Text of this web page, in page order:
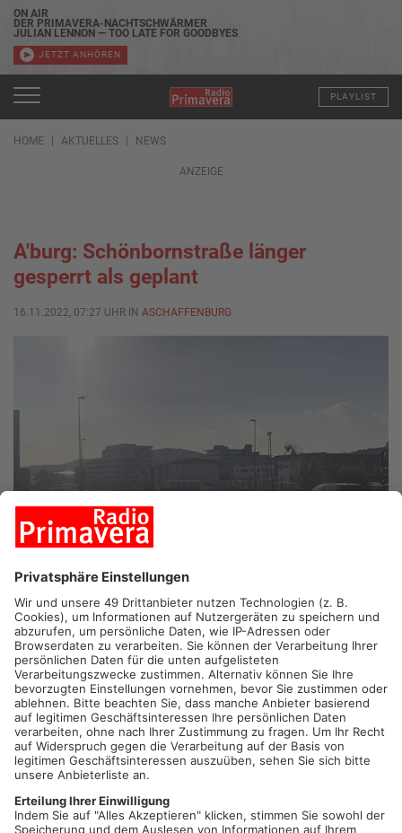
ON AIR
DER PRIMAVERA-NACHTSCHWÄRMER
JULIAN LENNON — TOO LATE FOR GOODBYES
JETZT ANHÖREN
PLAYLIST
HOME AKTUELLES NEWS
ANZEIGE
A'burg: Schönbornstraße länger
gesperrt als geplant
16.11.2022, 07:27 UHR IN ASCHAFFENBURG
ASCHAFFENBURG.Schlechte Nachrichten für Berufspendler
im Primaveraland: Die Schönbornstraße in Aschaffenburg
bleibt länger gesperrt, als geplant. Die Bauarbeiten an der alten
Eisenbahnbrücke sollten eigentlich im November
abgeschlossen werden – Das dauere jetzt wohl noch bis
Dezember, wie uns die Stadt auf Primavera-Nachfrage
mitteilte. Allerdings soll die Schönbornstraße noch vor
Weihnachten wieder freigegeben werden.
Artikel teilen